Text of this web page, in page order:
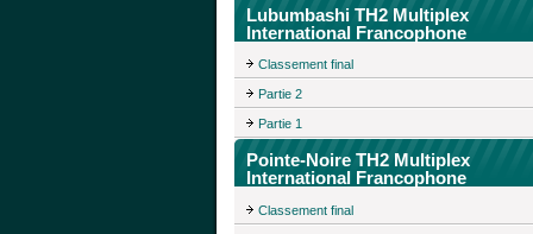
Lubumbashi TH2 Multiplex
International Francophone
Classement final
Partie 2
Partie 1
Pointe-Noire TH2 Multiplex
International Francophone
Classement final